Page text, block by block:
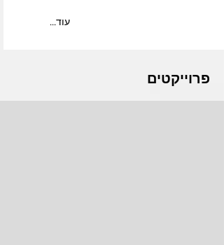
...עוד
פרוייקטים